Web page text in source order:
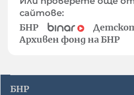
сайтове:
БНР
Архивен фонд на БНР
БНР